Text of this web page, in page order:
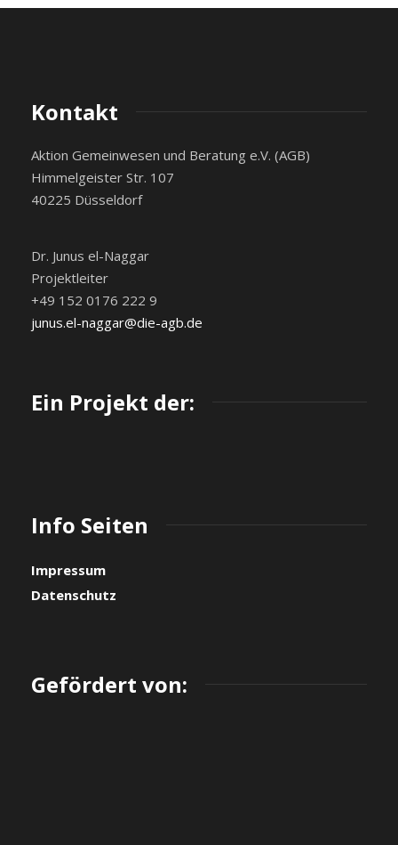
Kontakt
Aktion Gemeinwesen und Beratung e.V. (AGB)
Himmelgeister Str. 107
40225 Düsseldorf
Dr. Junus el-Naggar
Projektleiter
+49 152 0176 222 9
junus.el-naggar@die-agb.de
Ein Projekt der:
Info Seiten
Impressum
Datenschutz
Gefördert von: